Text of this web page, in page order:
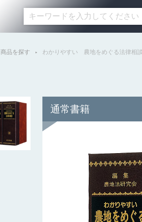
商品を探す わかりやすい 農地をめぐる法律相
通常書籍